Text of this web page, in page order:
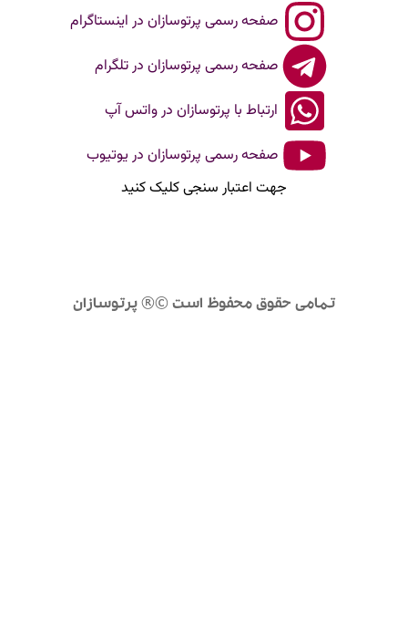
صفحه رسمی پرتوسازان در اینستاگرام
صفحه رسمی پرتوسازان در تلگرام
ارتباط با پرتوسازان در واتس آپ
صفحه رسمی پرتوسازان در یوتیوب
جهت اعتبار سنجی کلیک کنید
تمامی حقوق محفوظ است ©® پرتوسازان